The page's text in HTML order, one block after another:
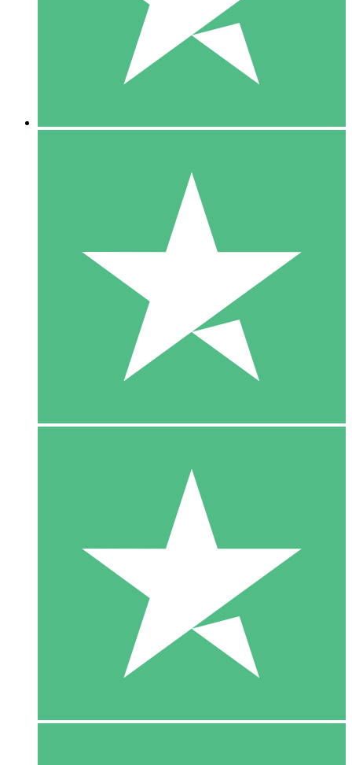
10 00
10 Downloads
20 00